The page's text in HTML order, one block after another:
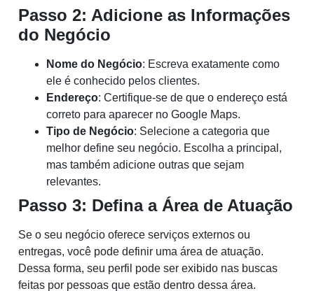
Passo 2: Adicione as Informações
do Negócio
Nome do Negócio: Escreva exatamente como
ele é conhecido pelos clientes.
Endereço: Certifique-se de que o endereço está
correto para aparecer no Google Maps.
Tipo de Negócio: Selecione a categoria que
melhor define seu negócio. Escolha a principal,
mas também adicione outras que sejam
relevantes.
Passo 3: Defina a Área de Atuação
Se o seu negócio oferece serviços externos ou
entregas, você pode definir uma área de atuação.
Dessa forma, seu perfil pode ser exibido nas buscas
feitas por pessoas que estão dentro dessa área.